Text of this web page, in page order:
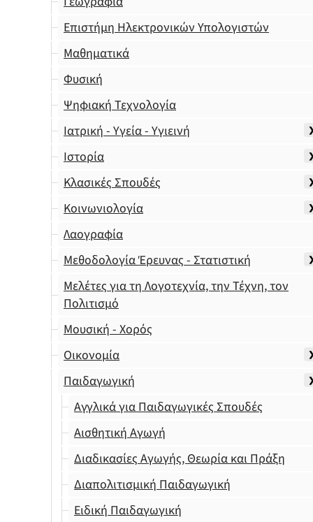
Επιστήμη Ηλεκτρονικών Υπολογιστών
Μαθηματικά
Φυσική
Ψηφιακή Τεχνολογία
Ιατρική - Υγεία - Υγιεινή
Ιστορία
Κλασικές Σπουδές
Κοινωνιολογία
Λαογραφία
Μεθοδολογία Έρευνας - Στατιστική
Μελέτες για τη Λογοτεχνία, την Τέχνη, τον
Πολιτισμό
Μουσική - Χορός
Οικονομία
Παιδαγωγική
Αγγλικά για Παιδαγωγικές Σπουδές
Αισθητική Αγωγή
Διαδικασίες Αγωγής, Θεωρία και Πράξη
Διαπολιτισμική Παιδαγωγική
Ειδική Παιδαγωγική